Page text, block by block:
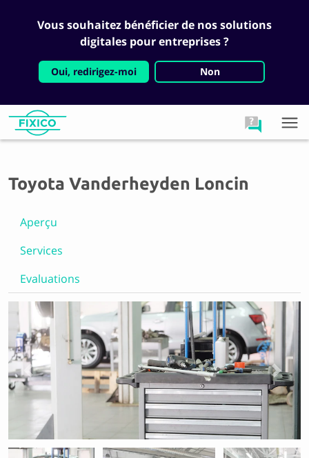
Vous souhaitez bénéficier de nos solutions
digitales pour entreprises ?
Oui, redirigez-moi Non
Toyota Vanderheyden Loncin
Aperçu
Services
Evaluations
Previous Next